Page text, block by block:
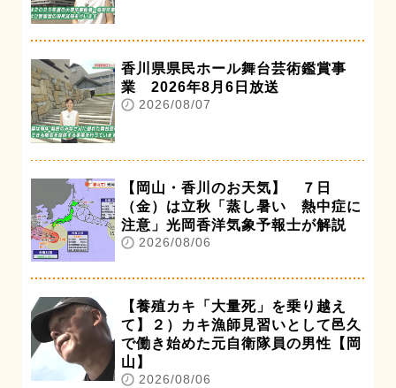
香川県県民ホール舞台芸術鑑賞事
業 2026年8月6日放送
2026/08/07
【岡山・香川のお天気】 ７日
（金）は立秋「蒸し暑い 熱中症に
注意」光岡香洋気象予報士が解説
2026/08/06
【養殖カキ「大量死」を乗り越え
て】２）カキ漁師見習いとして邑久
で働き始めた元自衛隊員の男性【岡
山】
2026/08/06